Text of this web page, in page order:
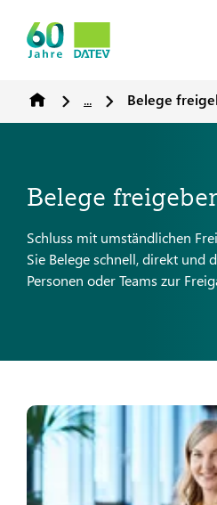
... Belege
Belege
Schluss mit umständlichen
Sie Belege schnell, direkt und
Personen oder Teams zur